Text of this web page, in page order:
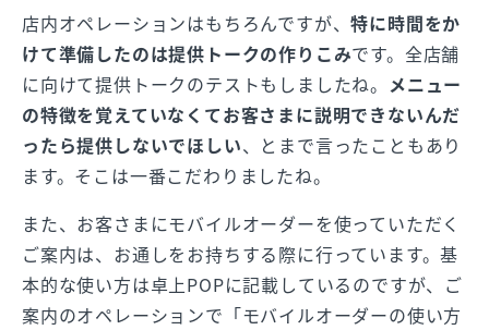
店内オペレーションはもちろんですが、特に時間をか
けて準備したのは提供トークの作りこみです。全店舗
に向けて提供トークのテストもしましたね。 メニュー
の特徴を覚えていなくてお客さまに説明できないんだ
ったら提供しないでほしい、とまで言ったこともあり
ます。そこは一番こだわりましたね。
また、お客さまにモバイルオーダーを使っていただく
ご案内は、お通しをお持ちする際に行っています。基
本的な使い方は卓上POPに記載しているのですが、ご
案内のオペレーションで「モバイルオーダーの使い方